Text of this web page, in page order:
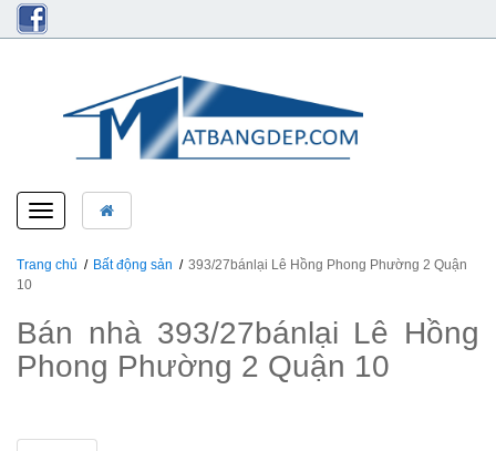
Toggle
navigation
Trang chủ Bất động sản
393/27bánlại Lê Hồng Phong Phường 2 Quận
10
Bán nhà 393/27bánlại Lê Hồng
Phong Phường 2 Quận 10